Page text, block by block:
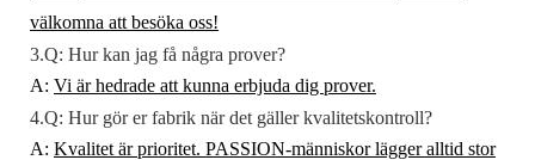
välkomna att besöka oss!
3.Q: Hur kan jag få några prover?
A: Vi är hedrade att kunna erbjuda dig prover.
4.Q: Hur gör er fabrik när det gäller kvalitetskontroll?
A: Kvalitet är prioritet. PASSION-människor lägger alltid stor